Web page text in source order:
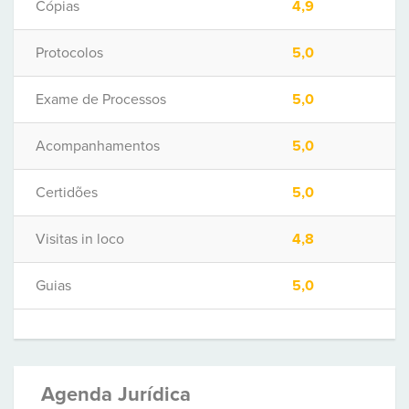
Cópias 4,9
Protocolos 5,0
Exame de Processos 5,0
Acompanhamentos 5,0
Certidões 5,0
Visitas in loco 4,8
Guias 5,0
Agenda Jurídica